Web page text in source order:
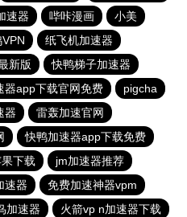
速器 哔咔漫画
小美
纸飞机加速器
新版
快鸭梯子加速器
器app下载官网免费
pigcha
器
雷轰加速官网
快鸭加速器app下载免费
下载
jm加速器推荐
速器
免费加速神器vpm
加速器
火箭vp n加速器下载